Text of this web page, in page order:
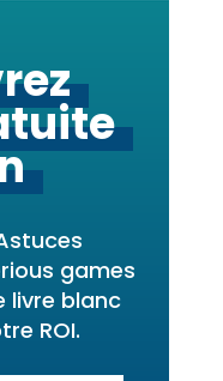
games
livre blanc
ROI.